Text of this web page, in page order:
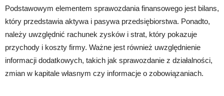
Podstawowym elementem sprawozdania finansowego jest bilans,
który przedstawia aktywa i pasywa przedsiębiorstwa. Ponadto,
należy uwzględnić rachunek zysków i strat, który pokazuje
przychody i koszty firmy. Ważne jest również uwzględnienie
informacji dodatkowych, takich jak sprawozdanie z działalności,
zmian w kapitale własnym czy informacje o zobowiązaniach.